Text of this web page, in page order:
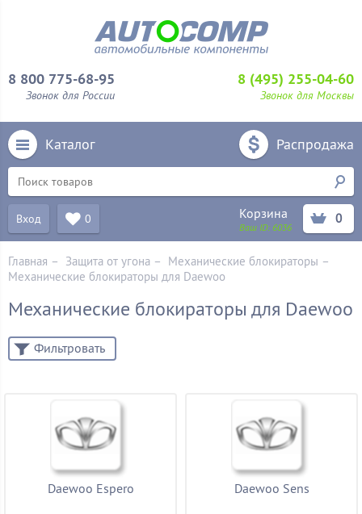
8 800 775-68-95
Звонок для России
8 (495) 255-04-60
Звонок для Москвы
Каталог Распродажа
Вход 0 Корзина
Ваш ID:6036
0
Главная – Защита от угона – Механические блoкираторы –
Механические блокираторы для Daewoo
Механические блокираторы для Daewoo
Daewoo Espero Daewoo Sens
Фильтровать